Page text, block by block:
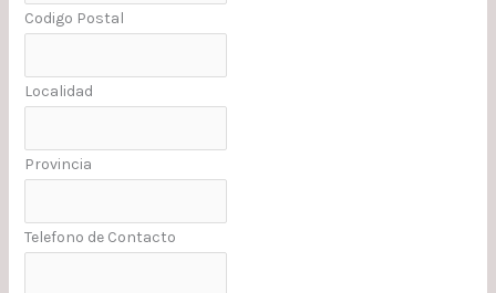
Codigo Postal
Localidad
Provincia
Telefono de Contacto